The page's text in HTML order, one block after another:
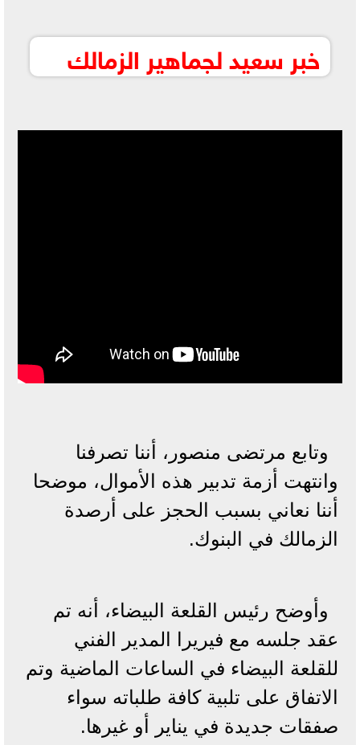
خبر سعيد لجماهير الزمالك
وتابع مرتضى منصور، أننا تصرفنا
وانتهت أزمة تدبير هذه الأموال، موضحا
أننا نعاني بسبب الحجز على أرصدة
الزمالك في البنوك.
وأوضح رئيس القلعة البيضاء، أنه تم
عقد جلسه مع فيريرا المدير الفني
للقلعة البيضاء في الساعات الماضية وتم
الاتفاق على تلبية كافة طلباته سواء
صفقات جديدة في يناير أو غيرها.